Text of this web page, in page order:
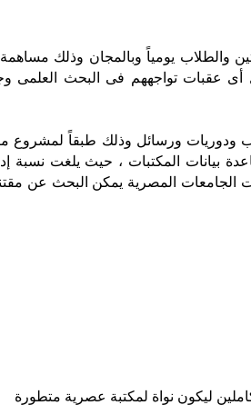
والطلاب يومياً وبالمجان وذلك
أى عقبات تواجههم فى البحث العلمى
ودوريات ورسائل وذلك طبقاً لمشروع
بيانات المكتبات ، حيث يلغت نسبة
الجامعات المصرية يمكن البحث عن
ليكون نواة لمكتبة عصرية متطورة